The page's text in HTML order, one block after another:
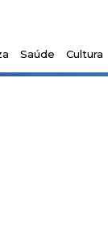
Saúde Cultura